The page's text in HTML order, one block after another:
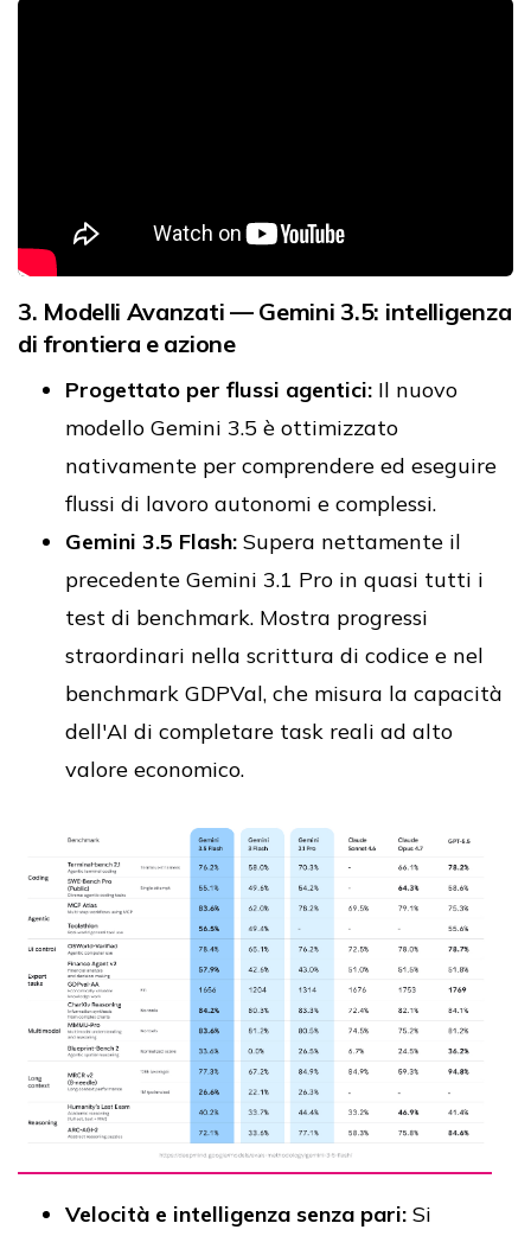
3. Modelli Avanzati — Gemini 3.5: intelligenza
di frontiera e azione
Progettato per flussi agentici: Il nuovo
modello Gemini 3.5 è ottimizzato
nativamente per comprendere ed eseguire
flussi di lavoro autonomi e complessi.
Gemini 3.5 Flash: Supera nettamente il
precedente Gemini 3.1 Pro in quasi tutti i
test di benchmark. Mostra progressi
straordinari nella scrittura di codice e nel
benchmark GDPVal, che misura la capacità
dell'AI di completare task reali ad alto
valore economico.
Velocità e intelligenza senza pari: Si